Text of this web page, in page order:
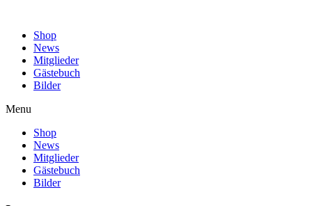
Shop
News
Mitglieder
Gästebuch
Bilder
Menu
Shop
News
Mitglieder
Gästebuch
Bilder